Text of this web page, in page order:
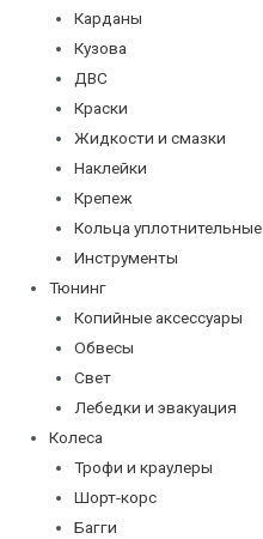
Карданы
Кузова
ДВС
Краски
Жидкости и смазки
Наклейки
Крепеж
Кольца уплотнительные
Инструменты
Тюнинг
Копийные аксессуары
Обвесы
Свет
Лебедки и эвакуация
Колеса
Трофи и краулеры
Шорт-корс
Багги